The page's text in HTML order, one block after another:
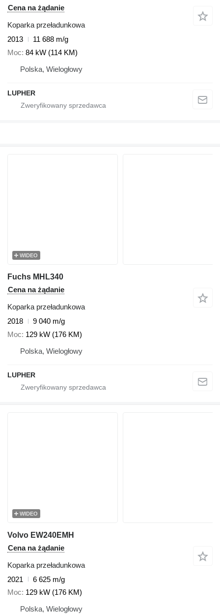
Cena na żądanie
Koparka przeładunkowa
2013
11 688 m/g
Moc 84 kW (114 KM)
Polska, Wielogłowy
LUPHER
WIDEO
Fuchs MHL340
Cena na żądanie
Koparka przeładunkowa
2018
9 040 m/g
Moc 129 kW (176 KM)
Polska, Wielogłowy
LUPHER
WIDEO
Volvo EW240EMH
Cena na żądanie
Koparka przeładunkowa
2021
6 625 m/g
Moc 129 kW (176 KM)
Polska, Wielogłowy